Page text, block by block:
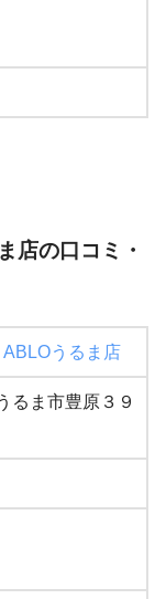
店の口コミ・
うるま店
るま市豊原３９